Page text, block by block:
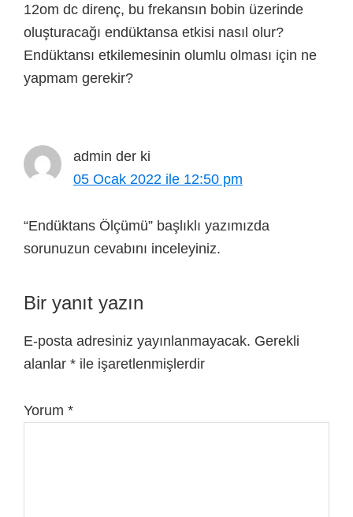
12om dc direnç, bu frekansın bobin üzerinde
oluşturacağı endüktansa etkisi nasıl olur?
Endüktansı etkilemesinin olumlu olması için ne
yapmam gerekir?
admin der ki
05 Ocak 2022 ile 12:50 pm
“Endüktans Ölçümü” başlıklı yazımızda
sorunuzun cevabını inceleyiniz.
Bir yanıt yazın
E-posta adresiniz yayınlanmayacak. Gerekli
alanlar * ile işaretlenmişlerdir
Yorum *